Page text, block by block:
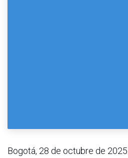
Bogotá, 28 de octubre de